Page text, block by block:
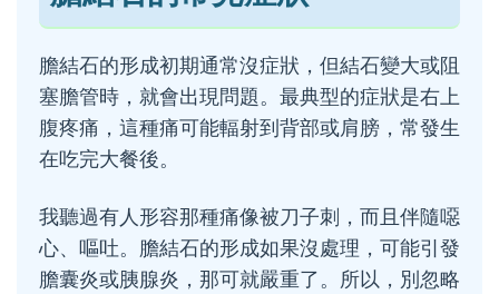
膽結石的形成初期通常沒症狀，但結石變大或阻
塞膽管時，就會出現問題。最典型的症狀是右上
腹疼痛，這種痛可能輻射到背部或肩膀，常發生
在吃完大餐後。
我聽過有人形容那種痛像被刀子刺，而且伴隨噁
心、嘔吐。膽結石的形成如果沒處理，可能引發
膽囊炎或胰腺炎，那可就嚴重了。所以，別忽略